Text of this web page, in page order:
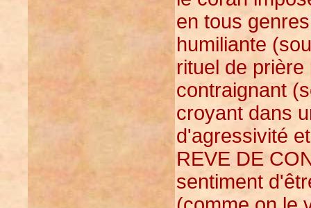
en tous
humiliante
rituel de
contraignant
croyant dans
d'agressivité
REVE DE
sentiment